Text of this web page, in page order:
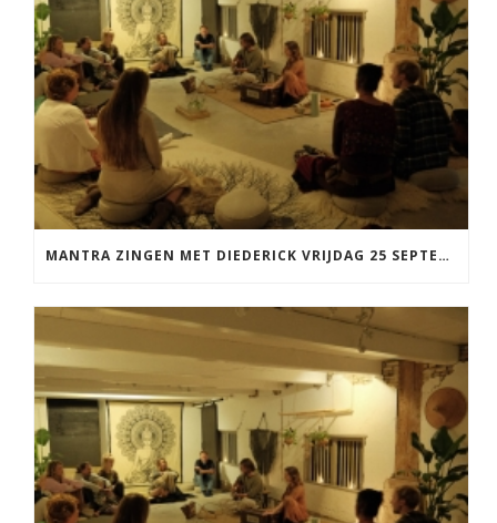
MANTRA ZINGEN MET DIEDERICK VRIJDAG 25 SEPTEMBER EN 20 NOVEMBER